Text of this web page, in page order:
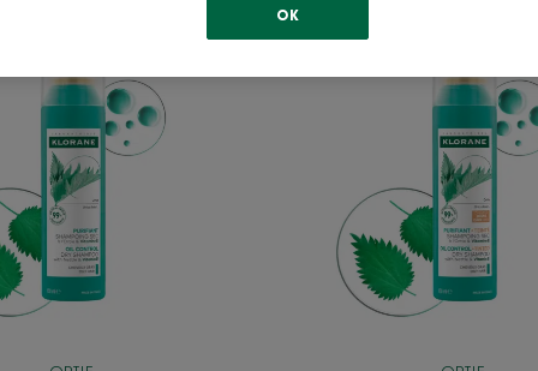
sec
à
l'Ortie
et
Vitamine
E
sec
à
l'Ortie
et
E
OK